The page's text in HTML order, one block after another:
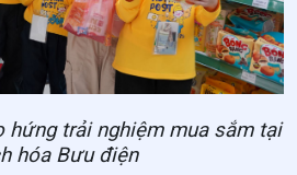
hứng trải nghiệm mua sắm tại
hóa Bưu điện